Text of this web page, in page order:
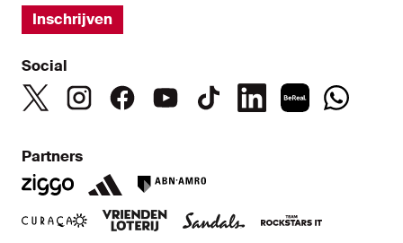
Inschrijven
Social
Partners